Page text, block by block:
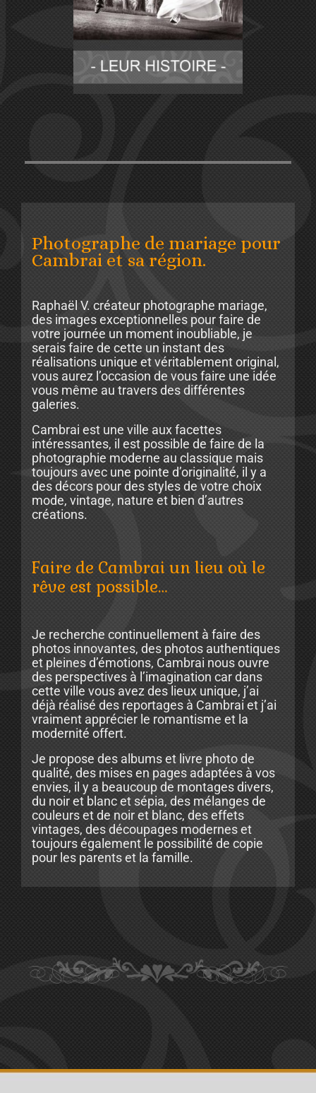
Photographe de mariage pour
Cambrai et sa région.
Raphaël V. créateur photographe mariage,
des images exceptionnelles pour faire de
votre journée un moment inoubliable, je
serais faire de cette un instant des
réalisations unique et véritablement original,
vous aurez l’occasion de vous faire une idée
vous même au travers des différentes
galeries.
Cambrai est une ville aux facettes
intéressantes, il est possible de faire de la
photographie moderne au classique mais
toujours avec une pointe d’originalité, il y a
des décors pour des styles de votre choix
mode, vintage, nature et bien d’autres
créations.
Faire de Cambrai un lieu où le
rêve est possible…
Je recherche continuellement à faire des
photos innovantes, des photos authentiques
et pleines d’émotions, Cambrai nous ouvre
des perspectives à l’imagination car dans
cette ville vous avez des lieux unique, j’ai
déjà réalisé des reportages à Cambrai et j’ai
vraiment apprécier le romantisme et la
modernité offert.
Je propose des albums et livre photo de
qualité, des mises en pages adaptées à vos
envies, il y a beaucoup de montages divers,
du noir et blanc et sépia, des mélanges de
couleurs et de noir et blanc, des effets
vintages, des découpages modernes et
toujours également le possibilité de copie
pour les parents et la famille.